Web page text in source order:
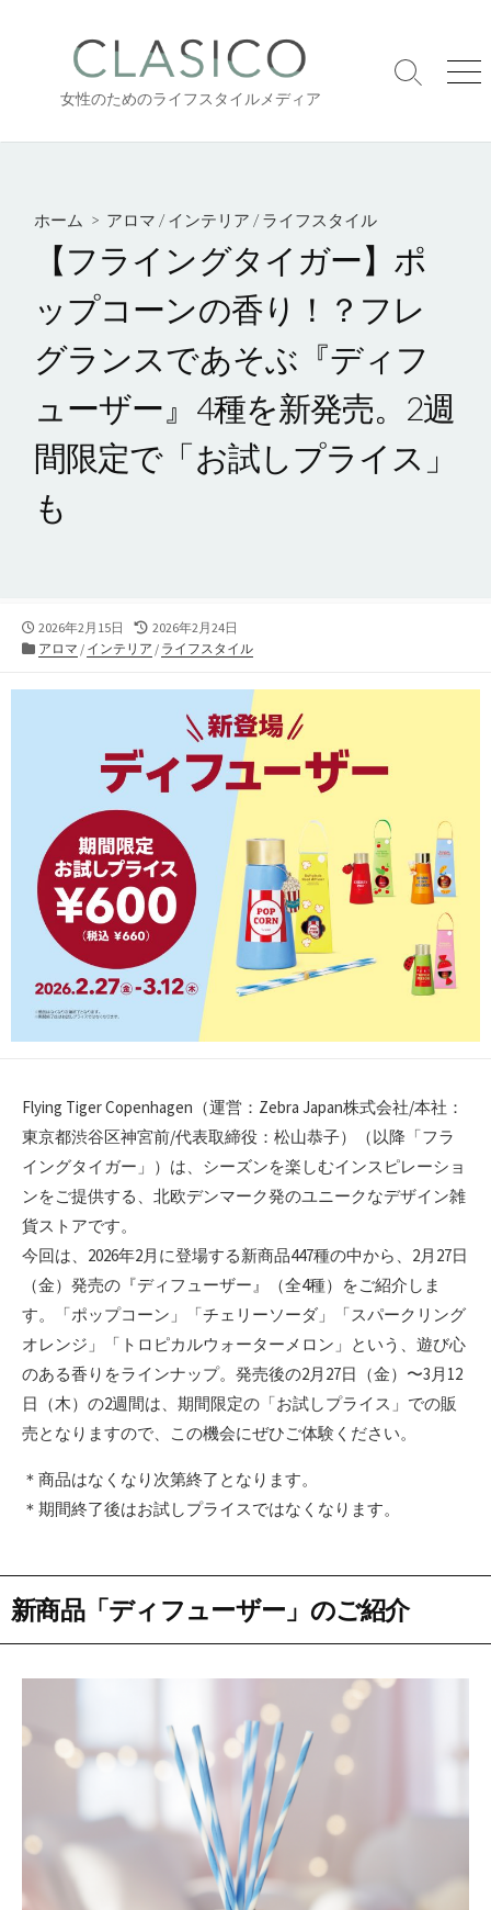
へ
女性のためのライフスタイルメディア
検
り
メ
ー
ホーム > アロマ /インテリア /ライフスタイル
【フライングタイガー】ポ
ップコーンの香り！？フレ
グランスであそぶ『ディフ
ューザー』4種を新発売。2週
間限定で「お試しプライス」
も
公
開
2026年2月15日
最
終
新
2026年2月24日
カ
ゴ
アロマ / インテリア / ライフスタイル
Flying Tiger Copenhagen（運営：Zebra Japan株式会社/本社：
東京都渋谷区神宮前/代表取締役：松山恭子）（以降「フラ
イングタイガー」）は、シーズンを楽しむインスピレーショ
ンをご提供する、北欧デンマーク発のユニークなデザイン雑
貨ストアです。
今回は、2026年2月に登場する新商品447種の中から、2月27日
（金）発売の『ディフューザー』（全4種）をご紹介しま
す。「ポップコーン」「チェリーソーダ」「スパークリング
オレンジ」「トロピカルウォーターメロン」という、遊び心
のある香りをラインナップ。発売後の2月27日（金）〜3月12
日（木）の2週間は、期間限定の「お試しプライス」での販
売となりますので、この機会にぜひご体験ください。
＊商品はなくなり次第終了となります。
＊期間終了後はお試しプライスではなくなります。
新商品「ディフューザー」のご紹介